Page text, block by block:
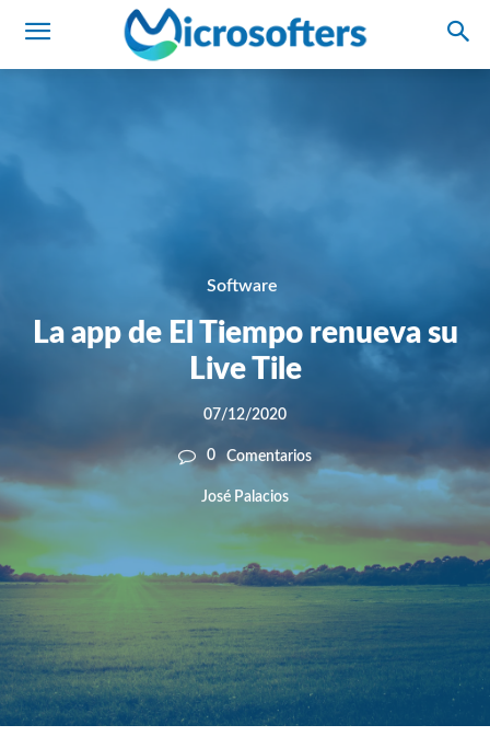
Software
La app de El Tiempo renueva su
Live Tile
07/12/2020
0 Comentarios
José Palacios